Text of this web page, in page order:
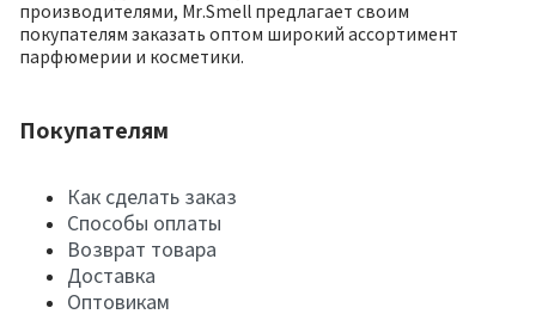
производителями, Mr.Smell предлагает своим
покупателям заказать оптом широкий ассортимент
парфюмерии и косметики.
Покупателям
Как сделать заказ
Способы оплаты
Возврат товара
Доставка
Оптовикам